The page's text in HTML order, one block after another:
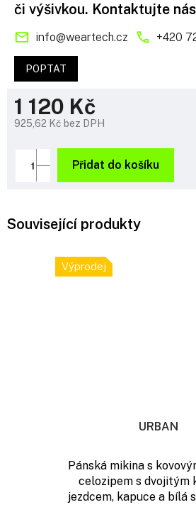
1 120 Kč
925,62 Kč bez DPH
cena:
Přidat do košíku
či výšivkou. Kontaktujte
info@weartech.cz +420
POPTAT
Související produkty
Výprodej
URBAN
Pánská mikina s
celozipem s dvojitým
jezdcem, kapuce a bílá